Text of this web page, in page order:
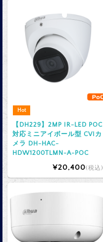
Hot
【DH229】2MP IR-LED POC
対応ミニアイボール型 CVIカ
メラ DH-HAC-
HDW1200TLMN-A-POC
¥20,400(税込)